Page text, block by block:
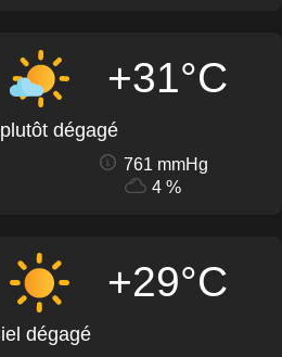
+31°C
dégagé
761 mmHg
4 %
+29°C
dégagé